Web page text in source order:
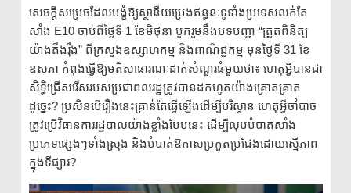
សេចក្តីសម្រេចដែលបង្ខំឱ្យស្ថានីយប្រេងឥន្ធនៈទូទាំងប្រទេសលក់តែ
សាំង E10 ចាប់ពីថ្ងៃទី 1 ខែមិថុនា បូករួមនឹងបទបញ្ជា “ត្រួតពិនិត្យ
យ៉ាងតឹងរ៉ឹង” ពីក្រសួងឧស្សាហកម្ម និងពាណិជ្ជកម្ម មុនថ្ងៃទី 31 ខែ
ឧសភា កំពុងធ្វើឱ្យមតិសាធារណៈដាក់សំណួរធំមួយថា៖ ហេតុអ្វីបានជា
សិទ្ធិជ្រើសរើសរបស់ប្រជាពលរដ្ឋត្រូវបានដកហូតយ៉ាងគ្រោតគ្រាត
ដូច្នេះ? ប្រសិនបើរឿងនេះគ្រាន់តែធ្វើឡើងដើម្បីបរិស្ថាន ហេតុអ្វីចាំបាច់
ត្រូវប្រើវិធានការរដ្ឋបាលយ៉ាងខ្លាំងបែបនេះ ដើម្បីលុបបំបាត់សាំង
ប្រភេទផ្សេងៗទាំងស្រុង និងបំបាត់ឱកាសប្រកួតប្រជែងដោយស្មើភាព
ក្នុងទីផ្សារ?